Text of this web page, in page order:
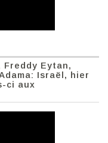
Freddy Eytan,
Israël, hier
ci aux